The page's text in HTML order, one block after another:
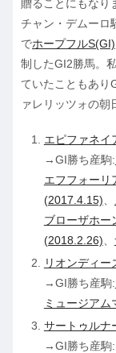
贈ることにもなり
チャン・デムーロ
でホープフルS(GI)
制したGI2勝馬。
ていたこともあり
ァレリッツォの朝
エピファネイ
→GI勝ち産駒:
エフフォーリ
(2017.4.15)、
ブローザホー
(2018.2.26)、
リオンディ
→GI勝ち産駒:
ミュージア
サートゥルナ
→GI勝ち産駒